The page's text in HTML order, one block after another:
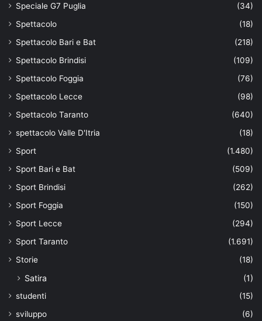
Speciale G7 Puglia
(34)
Spettacolo
(18)
Spettacolo Bari e Bat
(218)
Spettacolo Brindisi
(109)
Spettacolo Foggia
(76)
Spettacolo Lecce
(98)
Spettacolo Taranto
(640)
spettacolo Valle D'Itria
(18)
Sport
(1.480)
Sport Bari e Bat
(509)
Sport Brindisi
(262)
Sport Foggia
(150)
Sport Lecce
(294)
Sport Taranto
(1.691)
Storie
(18)
Satira (1)
studenti
(15)
sviluppo
(6)